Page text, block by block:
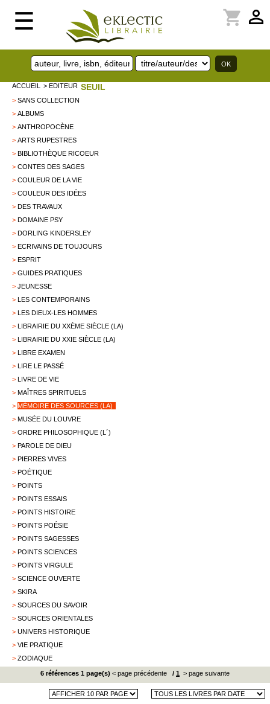
☰ perm_identity
shopping_cart
ACCUEIL > EDITEUR SEUIL
> SANS COLLECTION
> ALBUMS
> ANTHROPOCÈNE
> ARTS RUPESTRES
> BIBLIOTHÈQUE RICOEUR
> CONTES DES SAGES
> COULEUR DE LA VIE
> COULEUR DES IDÉES
> DES TRAVAUX
> DOMAINE PSY
> DORLING KINDERSLEY
> ECRIVAINS DE TOUJOURS
> ESPRIT
> GUIDES PRATIQUES
> JEUNESSE
> LES CONTEMPORAINS
> LES DIEUX-LES HOMMES
> LIBRAIRIE DU XXÈME SIÈCLE (LA)
> LIBRAIRIE DU XXIE SIÈCLE (LA)
> LIBRE EXAMEN
> LIRE LE PASSÉ
> LIVRE DE VIE
> MAÎTRES SPIRITUELS
> MÉMOIRE DES SOURCES (LA)
> MUSÉE DU LOUVRE
> ORDRE PHILOSOPHIQUE (L´)
> PAROLE DE DIEU
> PIERRES VIVES
> POÉTIQUE
> POINTS
> POINTS ESSAIS
> POINTS HISTOIRE
> POINTS POÉSIE
> POINTS SAGESSES
> POINTS SCIENCES
> POINTS VIRGULE
> SCIENCE OUVERTE
> SKIRA
> SOURCES DU SAVOIR
> SOURCES ORIENTALES
> UNIVERS HISTORIQUE
> VIE PRATIQUE
> ZODIAQUE
6 références 1 page(s) < page précédente / 1 > page suivante